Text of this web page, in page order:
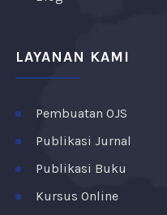
LAYANAN KAMI
Pembuatan OJS
Publikasi Jurnal
Publikasi Buku
Kursus Online